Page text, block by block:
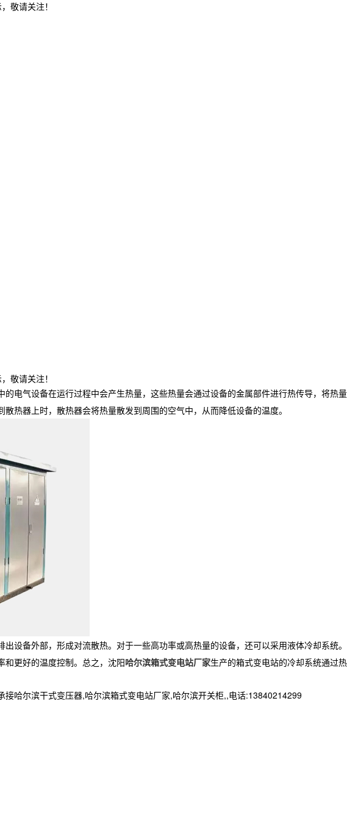
敬请关注！
敬请关注！
电气设备在运行过程中会产生热量，这些热量会通过设备的金属部件进行热传导，将热量
热器上时，散热器会将热量散发到周围的空气中，从而降低设备的温度。
设备外部，形成对流散热。对于一些高功率或高热量的设备，还可以采用液体冷却系统。
和更好的温度控制。总之，沈阳哈尔滨箱式变电站厂家生产的箱式变电站的冷却系统通过热
哈尔滨干式变压器,哈尔滨箱式变电站厂家,哈尔滨开关柜,,电话:13840214299